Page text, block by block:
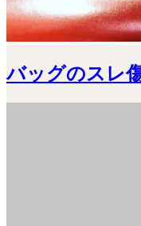
バッグのスレ